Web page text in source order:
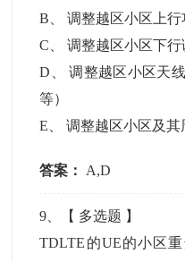
B 、调整越区小区上行
C 、调整越区小区下
D 、调整越区小区天
等）
E 、调整越区小区及
答案： A,D
9 、【 多选题 】
TDLTE的UE的小区